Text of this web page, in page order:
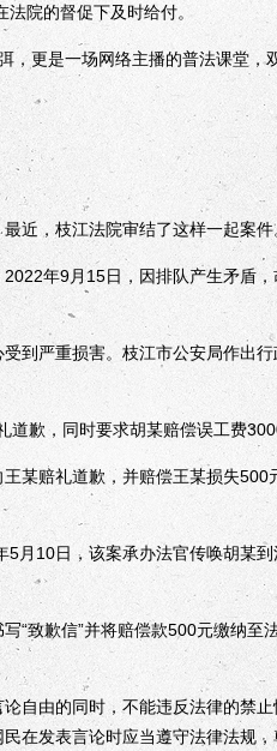
院的督促下及时给付。
更是一场网络主播的普法课堂，
，枝江法院审结了这样一起案件
年9月15日，因排队产生矛盾，
严重损害。枝江市公安局作出行
，同时要求胡某赔偿误工费
赔礼道歉，并赔偿王某损失500
10日，该案承办法官传唤胡某到
歉信”并将赔偿款500元缴纳至
由的同时，不能违反法律的禁止
在发表言论时应当遵守法律法规